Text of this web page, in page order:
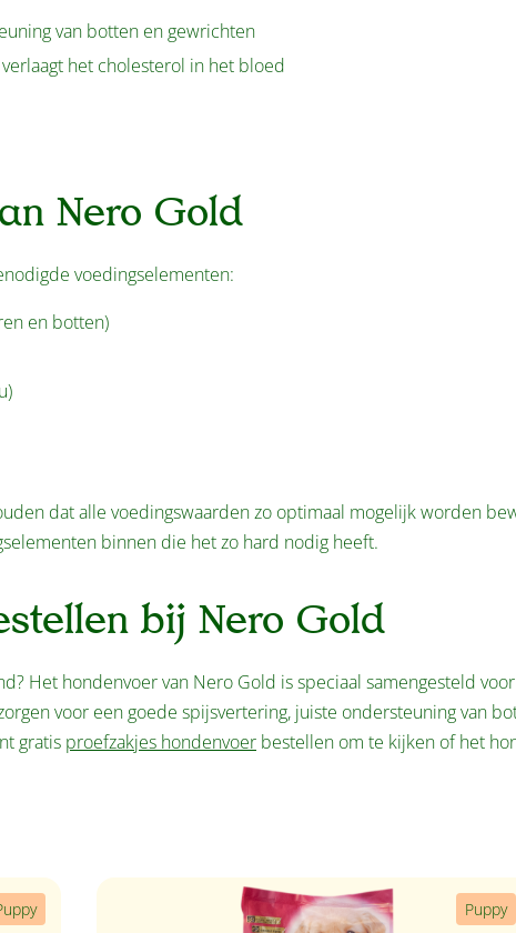
van botten en gewrichten
het cholesterol in het bloed
Nero Gold
voedingselementen:
en botten)
dat alle voedingswaarden zo optimaal mogelijk worden
binnen die het zo hard nodig heeft.
bij Nero Gold
Het hondenvoer van Nero Gold is speciaal samengesteld
voor een goede spijsvertering, juiste ondersteuning van
gratis proefzakjes hondenvoer bestellen om te kijken of het
Puppy